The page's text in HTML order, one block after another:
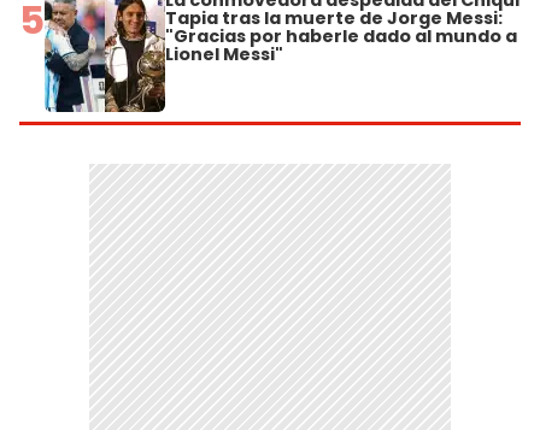
5 Tapia tras la muerte de Jorge Messi:
"Gracias por haberle dado al mundo a
Lionel Messi"